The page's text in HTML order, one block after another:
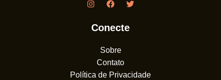
Conecte
Sobre
Contato
Política de Privacidade